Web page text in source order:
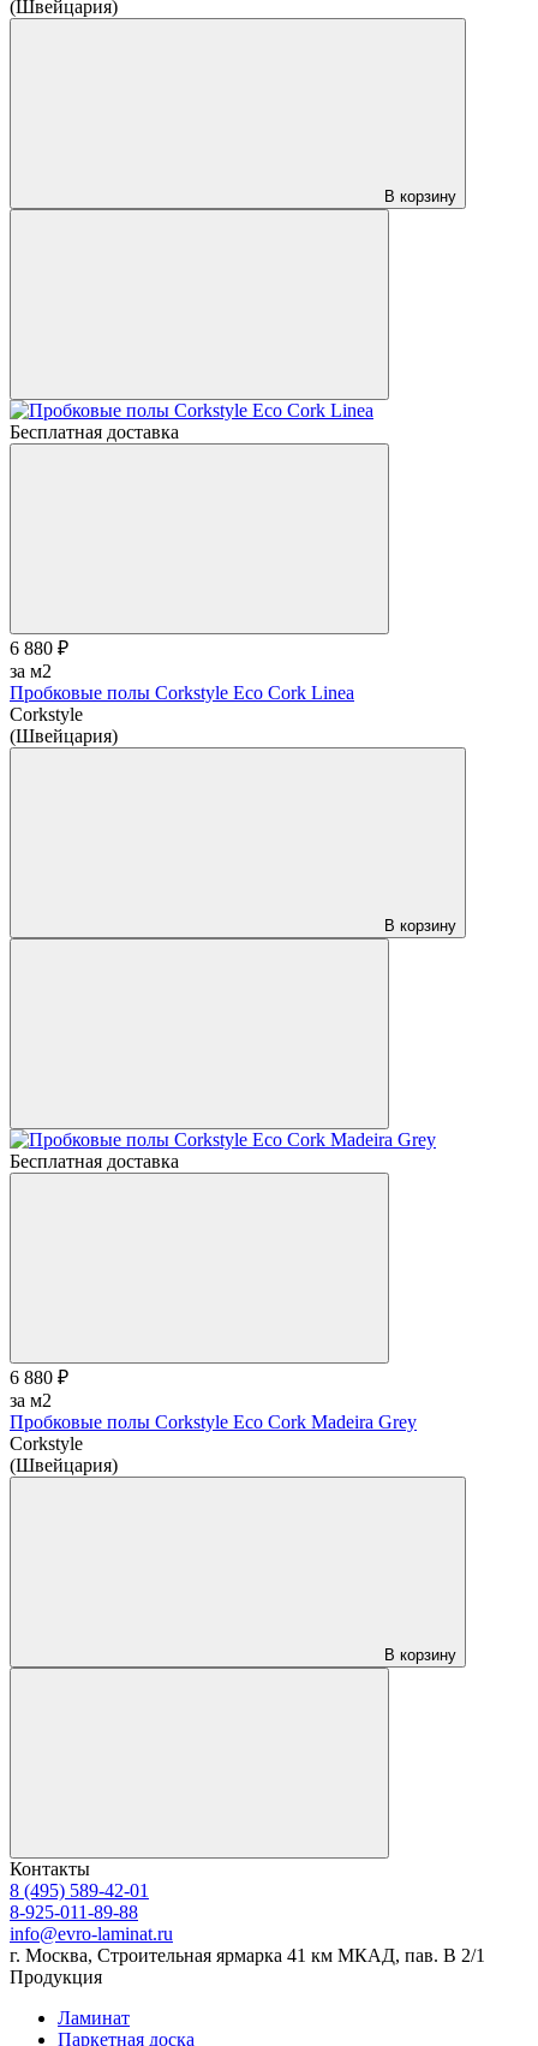
(Швейцария)
В корзину
Бесплатная доставка
6 880 ₽
за м2
Пробковые полы Corkstyle Eco Cork Linea
Corkstyle
(Швейцария)
В корзину
Бесплатная доставка
6 880 ₽
за м2
Пробковые полы Corkstyle Eco Cork Madeira Grey
Corkstyle
(Швейцария)
В корзину
Контакты
8 (495) 589-42-01
8-925-011-89-88
info@evro-laminat.ru
г. Москва, Строительная ярмарка 41 км МКАД, пав. В 2/1
Продукция
Ламинат
Паркетная доска